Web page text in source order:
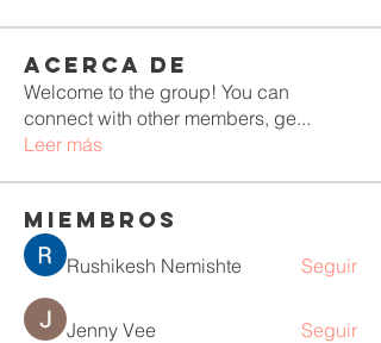
Acerca de
Welcome to the group! You can
connect with other members, ge...
Leer más
Miembros
Rushikesh Nemishte Seguir
Jenny Vee Seguir